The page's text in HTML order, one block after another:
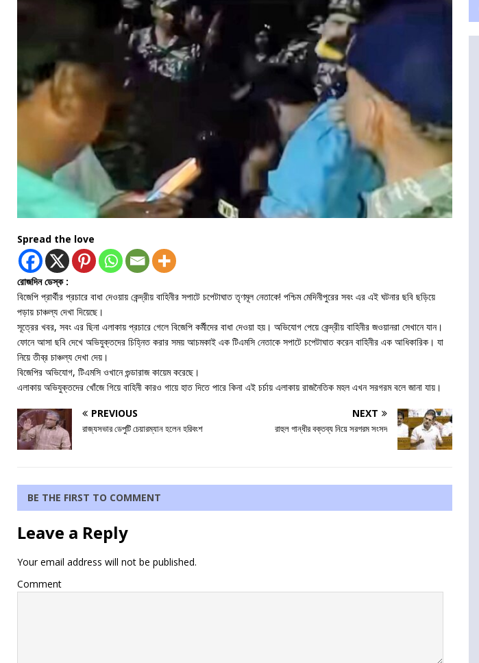
Spread the love
রোজদিন ডেস্ক :
বিজেপি প্রার্থীর প্রচারে বাধা দেওয়ায় কেন্দ্রীয় বাহিনীর সপাটে চপেটাঘাত তৃণমূল নেতাকে! পশ্চিম মেদিনীপুরের সবং এর এই ঘটনার ছবি ছড়িয়ে
পড়ায় চাঞ্চল্য দেখা দিয়েছে।
সূত্রের খবর, সবং এর ছিনা এলাকায় প্রচারে গেলে বিজেপি কর্মীদের বাধা দেওয়া হয়। অভিযোগ পেয়ে কেন্দ্রীয় বাহিনীর জওয়ানরা সেখানে যান।
ফোনে আসা ছবি দেখে অভিযুক্তদের চিহ্নিত করার সময় আচমকাই এক টিএমসি নেতাকে সপাটে চপেটাঘাত করেন বাহিনীর এক আধিকারিক। যা
নিয়ে তীব্র চাঞ্চল্য দেখা দেয়।
বিজেপির অভিযোগ, টিএমসি ওখানে গুন্ডারাজ কায়েম করেছে।
এলাকায় অভিযুক্তদের খোঁজে গিয়ে বাহিনী কারও গায়ে হাত দিতে পারে কিনা এই চর্চায় এলাকায় রাজনৈতিক মহল এখন সরগরম বলে জানা যায়।
PREVIOUS
রাজ্যসভার ডেপুটি চেয়ারম্যান হলেন হরিবংশ
NEXT
রাহুল গান্ধীর বক্তব্য নিয়ে সরগরম সংসদ
BE THE FIRST TO COMMENT
Leave a Reply
Your email address will not be published.
Comment